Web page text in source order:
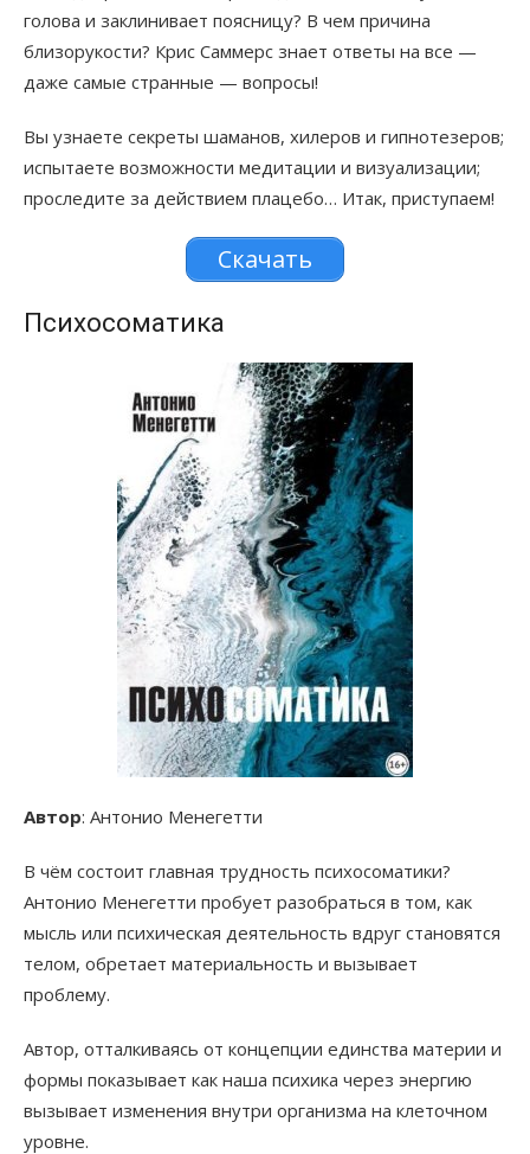
голова и заклинивает поясницу? В чем причина
близорукости? Крис Саммерс знает ответы на все —
даже самые странные — вопросы!
Вы узнаете секреты шаманов, хилеров и гипнотезеров;
испытаете возможности медитации и визуализации;
проследите за действием плацебо… Итак, приступаем!
Скачать
Психосоматика
Автор: Антонио Менегетти
В чём состоит главная трудность психосоматики?
Антонио Менегетти пробует разобраться в том, как
мысль или психическая деятельность вдруг становятся
телом, обретает материальность и вызывает
проблему.
Автор, отталкиваясь от концепции единства материи и
формы показывает как наша психика через энергию
вызывает изменения внутри организма на клеточном
уровне.